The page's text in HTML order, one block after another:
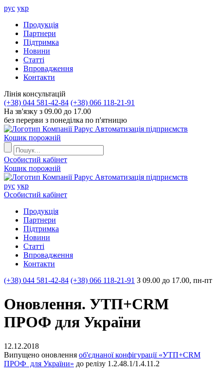
рус укр
Продукцiя
Партнери
Пiдтримка
Новини
Статті
Впровадження
Контакти
Лiнiя консультацiй
(+38) 044 581-42-84 (+38) 066 118-21-91
На зв'язку з 09.00 до 17.00
без перерви з понеділка по п'ятницю
Автоматизація підприємств
Кошик порожній
Особистий кабінет
Кошик порожній
Автоматизація підприємств
рус укр
Особистий кабінет
Продукцiя
Партнери
Пiдтримка
Новини
Статті
Впровадження
Контакти
(+38) 044 581-42-84 (+38) 066 118-21-91 З 09.00 до 17.00, пн-пт
Оновлення. УТП+CRM
ПРОФ для України
12.12.2018
Випущено оновлення об'єднаної конфігурації «УТП+CRM
ПРОФ для України» до релізу 1.2.48.1/1.4.11.2